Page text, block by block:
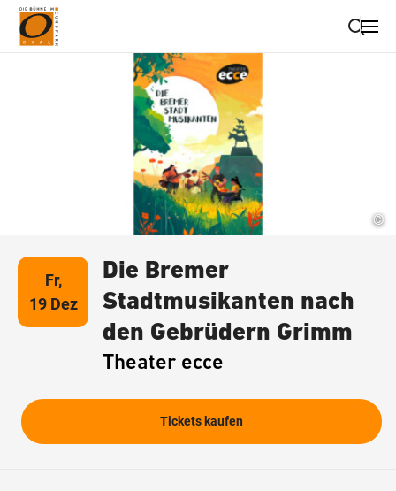
Suche schließen
Wegbeschreibung erhalten
©
Fr,
19 Dez
Die Bremer
Stadtmusikanten nach
den Gebrüdern Grimm
Theater ecce
Tickets kaufen